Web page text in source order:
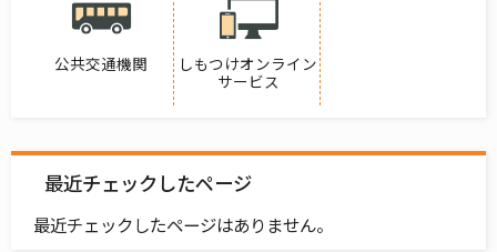
公共交通機関
しもつけオンライン
サービス
最近チェックしたページ
最近チェックしたページはありません。